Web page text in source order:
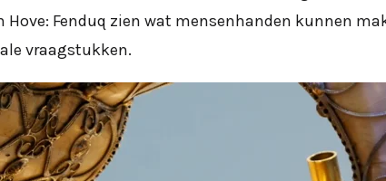
Fenduq zien wat mensenhanden kunnen
vraagstukken.